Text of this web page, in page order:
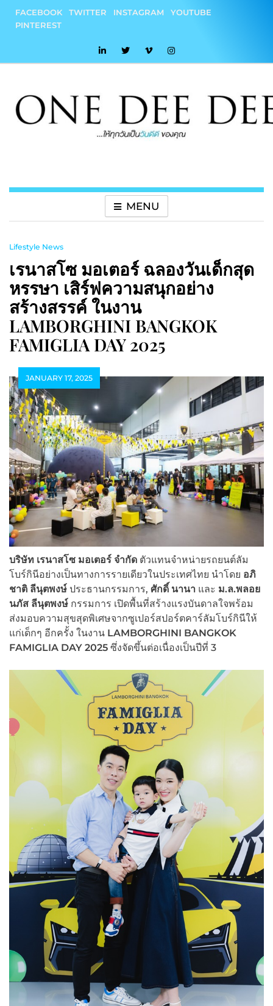
content
FACEBOOK TWITTER INSTAGRAM
YOUTUBE
PINTEREST
MENU
Lifestyle News
เรนาสโซ มอเตอร์ ฉลองวันเด็กสุด
หรรษา เสิร์ฟความสนุกอย่าง
สร้างสรรค์ ในงาน
LAMBORGHINI BANGKOK
FAMIGLIA DAY 2025
JANUARY 17, 2025
บริษัท เรนาสโซ มอเตอร์ จำกัด ตัวแทนจำหน่ายรถยนต์ลัม
โบร์กินีอย่างเป็นทางการรายเดียวในประเทศไทย นำโดย อภิ
ชาติ ลีนุตพงษ์ ประธานกรรมการ, ศักดิ์ นานา และ ม.ล.พลอย
นภัส ลีนุตพงษ์ กรรมการ เปิดพื้นที่สร้างแรงบันดาลใจพร้อม
ส่งมอบความสุขสุดพิเศษจากซูเปอร์สปอร์ตคาร์ลัมโบร์กินีให้
แก่เด็กๆ อีกครั้ง ในงาน LAMBORGHINI BANGKOK
FAMIGLIA DAY 2025 ซึ่งจัดขึ้นต่อเนื่องเป็นปีที่ 3